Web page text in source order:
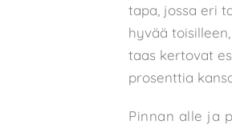
tapa, jossa eri
hyvää
taas kertovat
prosenttia
Pinnan alle ja